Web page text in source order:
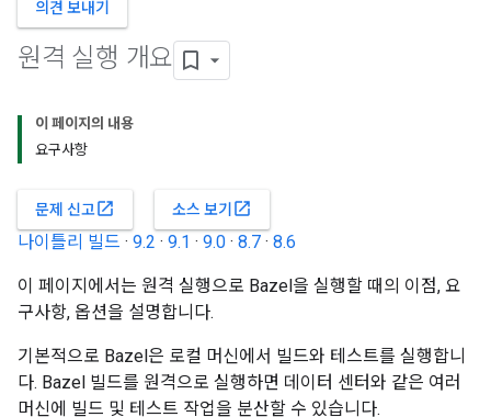
의견 보내기
원격 실행 개요
이 페이지의 내용
요구사항
문제 신고open_in_new 소스 보기 open_in_new
나이틀리 빌드 · 9.2 · 9.1 · 9.0 · 8.7 · 8.6
이 페이지에서는 원격 실행으로 Bazel을 실행할 때의 이점, 요
구사항, 옵션을 설명합니다.
기본적으로 Bazel은 로컬 머신에서 빌드와 테스트를 실행합니
다. Bazel 빌드를 원격으로 실행하면 데이터 센터와 같은 여러
머신에 빌드 및 테스트 작업을 분산할 수 있습니다.